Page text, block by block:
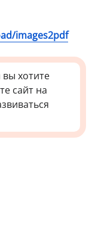
images2pdf
вы хотите
сайт на